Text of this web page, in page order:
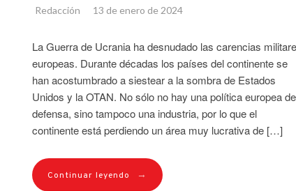
Redacción 13 de enero de 2024
La Guerra de Ucrania ha desnudado las carencias
europeas. Durante décadas los países del continente se
han acostumbrado a siestear a la sombra de Estados
Unidos y la OTAN. No sólo no hay una política europea de
defensa, sino tampoco una industria, por lo que el
continente está perdiendo un área muy lucrativa de […]
Continuar leyendo →